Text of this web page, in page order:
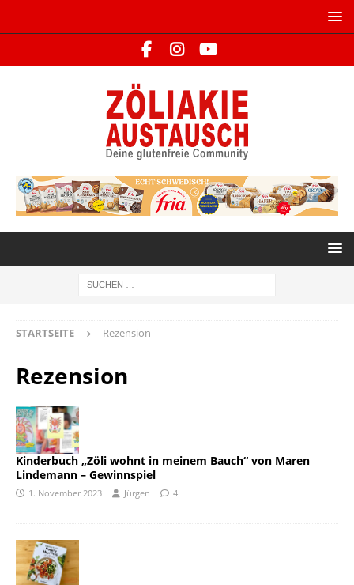
STARTSEITE Rezension
Rezension
Kinderbuch „Zöli wohnt in meinem Bauch“ von Maren
Lindemann – Gewinnspiel
1. November 2023 Jürgen 4